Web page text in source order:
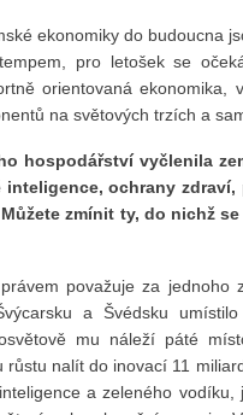
ekonomiky do budoucna
pro letošek se
orientovaná
na světových trzích a
hospodářství vyčlenila
inteligence, ochrany
zmínit ty, do nichž
považuje za
a Švédsku
mu náleží páté
růstu nalít do inovací 11
a zeleného